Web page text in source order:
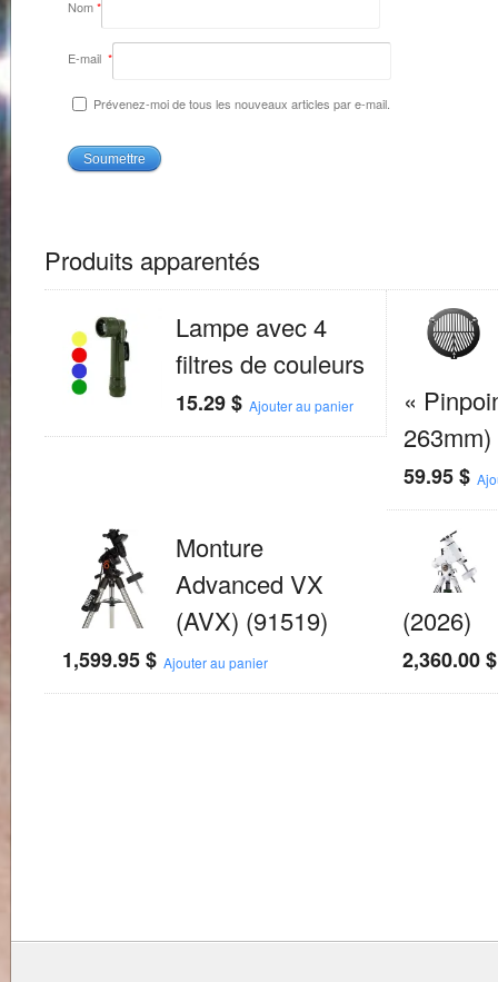
Nom*
E-mail *
Prévenez-moi de tous les nouveaux articles par e-mail.
Produits apparentés
Lampe avec 4
filtres de couleurs
15.29$ Ajouter au panier
«
263mm)
59.95$
Monture
Advanced VX
(AVX) (91519)
1,599.95$ Ajouter au panier
(2026)
2,360.00$